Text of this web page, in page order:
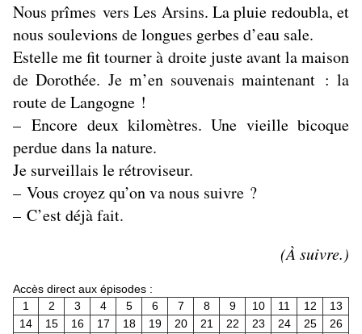
Nous prîmes vers Les Arsins. La pluie redoubla, et
nous soulevions de longues gerbes d’eau sale.
Estelle me fit tourner à droite juste avant la maison
de Dorothée. Je m’en souvenais maintenant : la
route de Langogne !
– Encore deux kilomètres. Une vieille bicoque
perdue dans la nature.
Je surveillais le rétroviseur.
– Vous croyez qu’on va nous suivre ?
– C’est déjà fait.
(À suivre.)
Accès direct aux épisodes :
1
2 3 4 5 6 7 8 9 10 11 12
13
14
15 16 17 18 19 20 21 22 23 24 25
26